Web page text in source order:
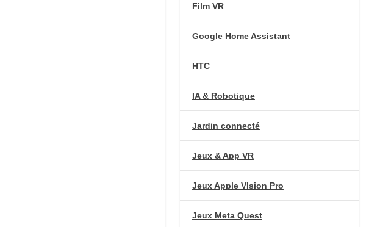
Film VR
Google Home Assistant
HTC
IA & Robotique
Jardin connecté
Jeux & App VR
Jeux Apple VIsion Pro
Jeux Meta Quest